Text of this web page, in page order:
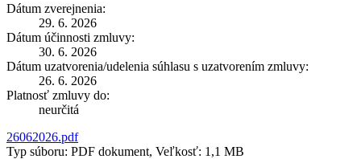
Dátum zverejnenia:
29. 6. 2026
Dátum účinnosti zmluvy:
30. 6. 2026
Dátum uzatvorenia/udelenia súhlasu s uzatvorením zmluvy:
26. 6. 2026
Platnosť zmluvy do:
neurčitá
26062026.pdf
Typ súboru: PDF dokument, Veľkosť: 1,1 MB